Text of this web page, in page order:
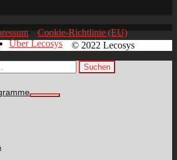
Cookie-Richtlinie (EU)
Über Lecosys © 2022 Lecosys